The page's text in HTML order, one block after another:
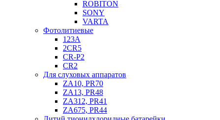
ROBITON
SONY
VARTA
Фотолитиевые
123A
2CR5
CR-P2
CR2
Для слуховых аппаратов
ZA10, PR70
ZA13, PR48
ZA312, PR41
ZA675, PR44